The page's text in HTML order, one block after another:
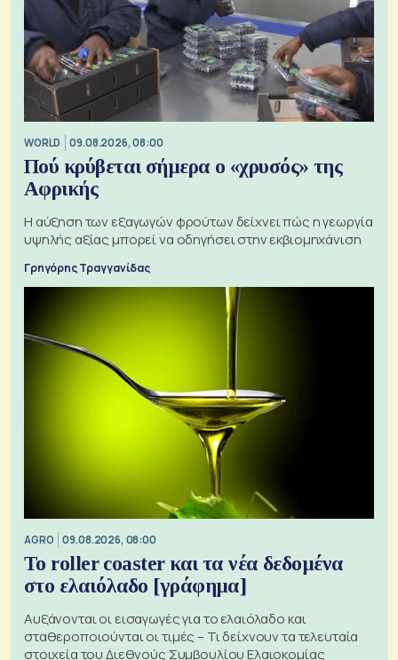
WORLD 09.08.2026, 08:00
Πού κρύβεται σήμερα ο «χρυσός» της
Αφρικής
Η αύξηση των εξαγωγών φρούτων δείχνει πώς η γεωργία
υψηλής αξίας μπορεί να οδηγήσει στην εκβιομηχάνιση
Γρηγόρης Τραγγανίδας
AGRO 09.08.2026, 08:00
Το roller coaster και τα νέα δεδομένα
στο ελαιόλαδο [γράφημα]
Αυξάνονται οι εισαγωγές για το ελαιόλαδο και
σταθεροποιούνται οι τιμές – Τι δείχνουν τα τελευταία
στοιχεία του Διεθνούς Συμβουλίου Ελαιοκομίας